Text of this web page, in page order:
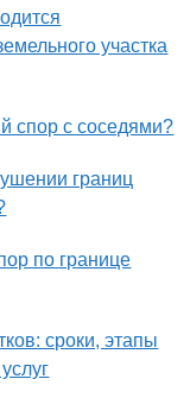
участка
спор с соседями?
границ
по границе
сроки, этапы